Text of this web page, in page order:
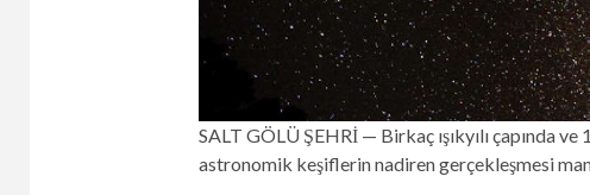
SALT GÖLÜ ŞEHRİ — Birkaç ışıkyılı çapında
astronomik keşiflerin nadiren gerçekleşmesi